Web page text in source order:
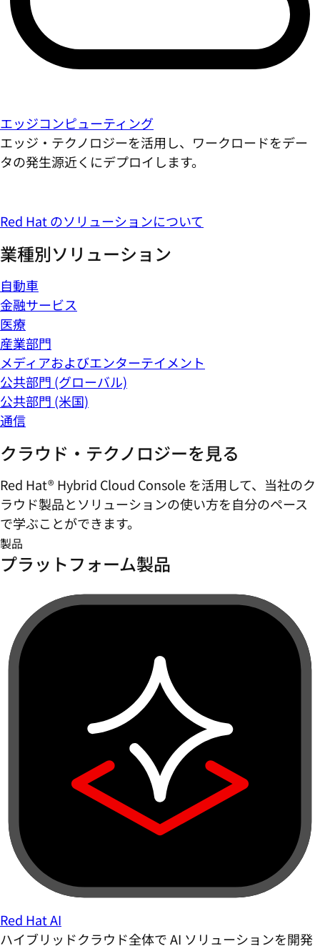
エッジコンピューティング
エッジ・テクノロジーを活用し、ワークロードをデー
タの発生源近くにデプロイします。
Red Hat のソリューションについて
業種別ソリューション
自動車
金融サービス
医療
産業部門
メディアおよびエンターテイメント
公共部門 (グローバル)
公共部門 (米国)
通信
クラウド・テクノロジーを見る
Red Hat® Hybrid Cloud Console を活用して、当社のク
ラウド製品とソリューションの使い方を自分のペース
で学ぶことができます。
製品
プラットフォーム製品
Red Hat AI
ハイブリッドクラウド全体で AI ソリューションを開発